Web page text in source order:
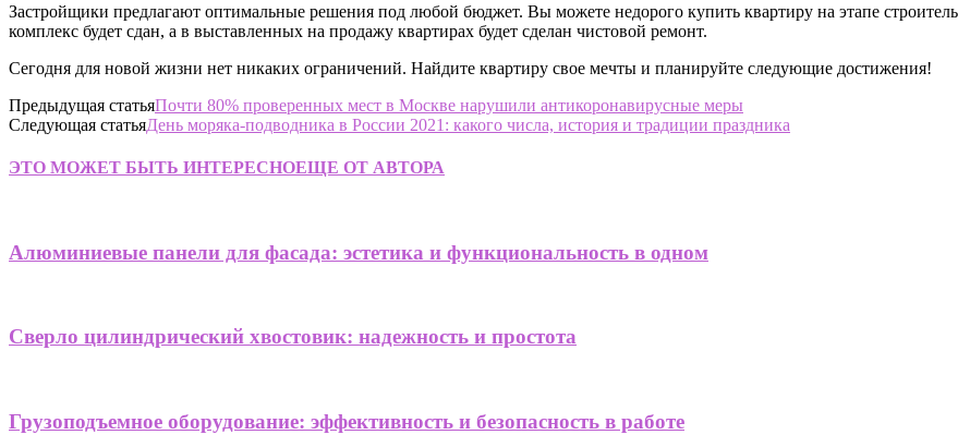
Застройщики предлагают оптимальные решения под любой бюджет. Вы можете недорого купить квартиру на этапе
комплекс будет сдан, а в выставленных на продажу квартирах будет сделан чистовой ремонт.
Сегодня для новой жизни нет никаких ограничений. Найдите квартиру свое мечты и планируйте следующие достижения!
Предыдущая статьяПочти 80% проверенных мест в Москве нарушили антикоронавирусные меры
Следующая статьяДень моряка-подводника в России 2021: какого числа, история и традиции праздника
ЭТО МОЖЕТ БЫТЬ ИНТЕРЕСНОЕЩЕ ОТ АВТОРА
Алюминиевые панели для фасада: эстетика и функциональность в одном
Сверло цилиндрический хвостовик: надежность и простота
Грузоподъемное оборудование: эффективность и безопасность в работе